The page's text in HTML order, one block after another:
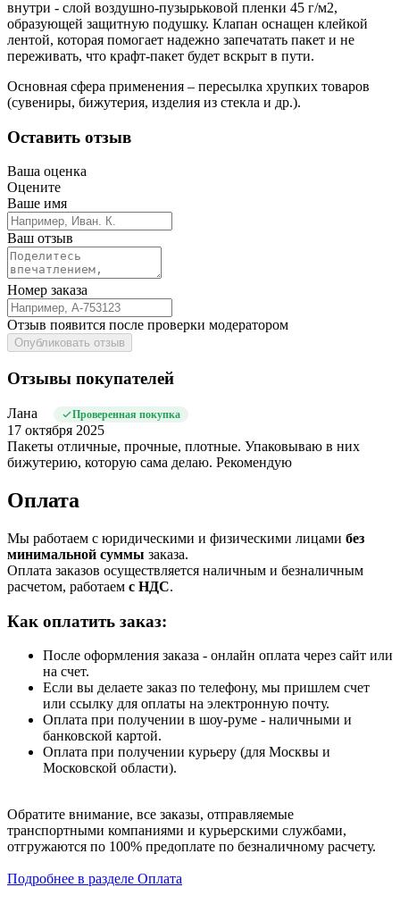
внутри - слой воздушно-пузырьковой пленки 45 г/м2,
образующей защитную подушку. Клапан оснащен клейкой
лентой, которая помогает надежно запечатать пакет и не
переживать, что крафт-пакет будет вскрыт в пути.
Основная сфера применения – пересылка хрупких товаров
(сувениры, бижутерия, изделия из стекла и др.).
Оставить отзыв
Ваша оценка
Оцените
Ваше имя
Ваш отзыв
Номер заказа
Отзыв появится после проверки модератором
Опубликовать отзыв
Отзывы покупателей
Лана Проверенная покупка
17 октября 2025
Пакеты отличные, прочные, плотные. Упаковываю в них
бижутерию, которую сама делаю. Рекомендую
Оплата
Мы работаем с юридическими и физическими лицами без
минимальной суммы заказа.
Оплата заказов осуществляется наличным и безналичным
расчетом, работаем с НДС.
Как оплатить заказ:
После оформления заказа - онлайн оплата через сайт или
на счет.
Если вы делаете заказ по телефону, мы пришлем счет
или ссылку для оплаты на электронную почту.
Оплата при получении в шоу-руме - наличными и
банковской картой.
Оплата при получении курьеру (для Москвы и
Московской области).
Обратите внимание, все заказы, отправляемые
транспортными компаниями и курьерскими службами,
отгружаются по 100% предоплате по безналичному расчету.
Подробнее в разделе Оплата